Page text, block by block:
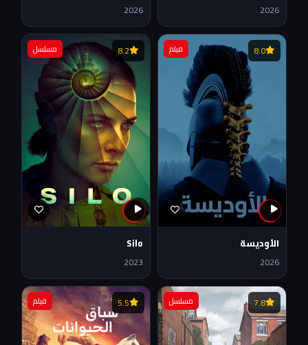
2026
2026
8.0 فيلم
3
الأوديسة
2026
8.2 مسلسل
4
Silo
2023
7.8 مسلسل 5.5 فيلم